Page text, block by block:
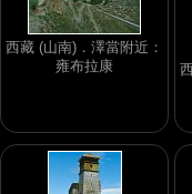
西藏 (山南)．澤當附近：
雍布拉康